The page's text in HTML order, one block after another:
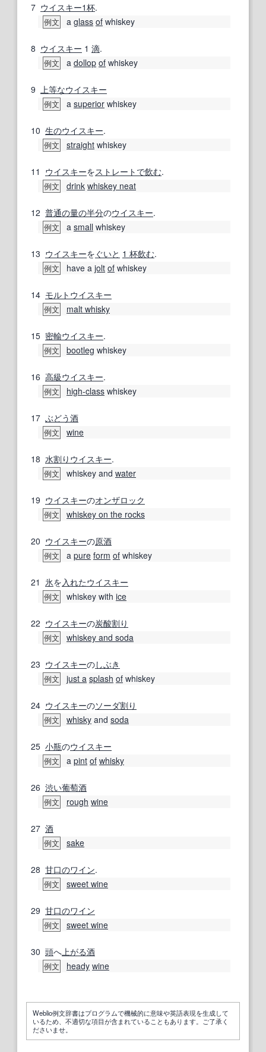
7 ウイスキー1杯.
例文 a glass of whiskey
8 ウイスキー 1 滴.
例文 a dollop of whiskey
9 上等なウイスキー
例文 a superior whiskey
10 生のウイスキー.
例文 straight whiskey
11 ウイスキーをストレートで飲む.
例文 drink whiskey neat
12 普通の量の半分のウイスキー.
例文 a small whiskey
13 ウイスキーを ぐいと 1 杯飲む.
例文 have a jolt of whiskey
14 モルトウイスキー
例文 malt whisky
15 密輸ウイスキー.
例文 bootleg whiskey
16 高級ウイスキー.
例文 high‐class whiskey
17 ぶどう酒
例文 wine
18 水割り ウイスキー.
例文 whiskey and water
19 ウイスキーのオンザロック
例文 whiskey on the rocks
20 ウイスキーの原酒
例文 a pure form of whiskey
21 氷を入れたウイスキー
例文 whiskey with ice
22 ウイスキーの炭酸割り
例文 whiskey and soda
23 ウイスキーのしぶき
例文 just a splash of whiskey
24 ウイスキーのソーダ割り
例文 whisky and soda
25 小瓶のウイスキー
例文 a pint of whisky
26 渋い葡萄酒
例文 rough wine
27 酒
例文 sake
28 甘口のワイン.
例文 sweet wine
29 甘口のワイン
例文 sweet wine
30 頭へ上がる酒
例文 heady wine
Weblio例文辞書はプログラムで機械的に意味や英語表現を生成して
いるため、不適切な項目が含まれていることもあります。ご了承く
ださいませ。